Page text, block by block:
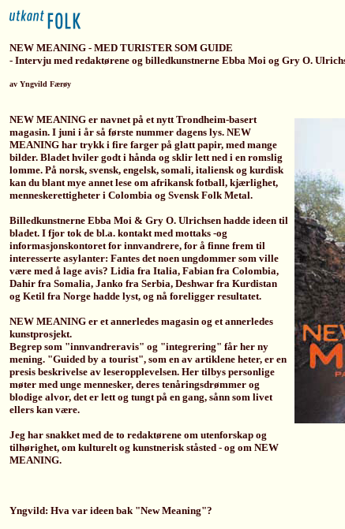
NEW MEANING - MED TURISTER SOM GUIDE
- Intervju med redaktørene og billedkunstnerne Ebba Moi og Gry O.
av Yngvild Færøy
NEW MEANING er navnet på et nytt Trondheim-basert
magasin. I juni i år så første nummer dagens lys. NEW
MEANING har trykk i fire farger på glatt papir, med mange
bilder. Bladet hviler godt i hånda og sklir lett ned i en romslig
lomme. På norsk, svensk, engelsk, somali, italiensk og kurdisk
kan du blant mye annet lese om afrikansk fotball, kjærlighet,
menneskerettigheter i Colombia og Svensk Folk Metal.
Billedkunstnerne Ebba Moi & Gry O. Ulrichsen hadde ideen til
bladet. I fjor tok de bl.a. kontakt med mottaks -og
informasjonskontoret for innvandrere, for å finne frem til
interesserte asylanter: Fantes det noen ungdommer som ville
være med å lage avis? Lidia fra Italia, Fabian fra Colombia,
Dahir fra Somalia, Janko fra Serbia, Deshwar fra Kurdistan
og Ketil fra Norge hadde lyst, og nå foreligger resultatet.
NEW MEANING er et annerledes magasin og et annerledes
kunstprosjekt.
Begrep som "innvandreravis" og "integrering" får her ny
mening. "Guided by a tourist", som en av artiklene heter, er en
presis beskrivelse av leseropplevelsen. Her tilbys personlige
møter med unge mennesker, deres tenåringsdrømmer og
blodige alvor, det er lett og tungt på en gang, sånn som livet
ellers kan være.
Jeg har snakket med de to redaktørene om utenforskap og
tilhørighet, om kulturelt og kunstnerisk ståsted - og om NEW
MEANING.
Yngvild: Hva var ideen bak "New Meaning"?